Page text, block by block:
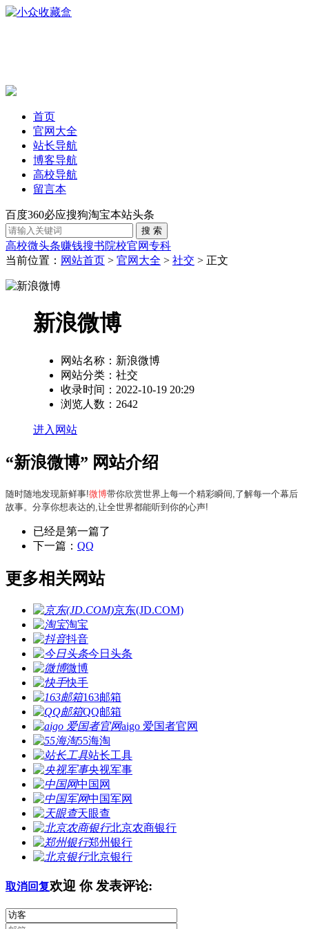
首页
官网大全
站长导航
博客导航
高校导航
留言本
百度360必应搜狗淘宝本站头条
高校微头条赚钱搜书院校官网专科
当前位置： 网站首页 > 官网大全 > 社交 > 正文
新浪微博
网站名称： 新浪微博
网站分类： 社交
收录时间： 2022-10-19 20:29
浏览人数： 2642
进入网站
“新浪微博” 网站介绍
随时随地发现新鲜事!微博带你欣赏世界上每一个精彩瞬间,了解每一个幕后
故事。分享你想表达的,让全世界都能听到你的心声!
已经是第一篇了
下一篇： QQ
更多相关网站
京东(JD.COM)
淘宝
抖音
今日头条
微博
快手
163邮箱
QQ邮箱
aigo 爱国者官网
55海淘
站长工具
央视军事
中国网
中国军网
天眼查
北京农商银行
郑州银行
北京银行
取消回复欢迎 你发表评论: